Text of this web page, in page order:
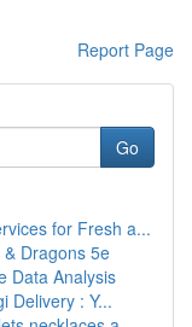
Report Page
Go
for Fresh a...
Dragons 5e
Data Analysis
Delivery : Y...